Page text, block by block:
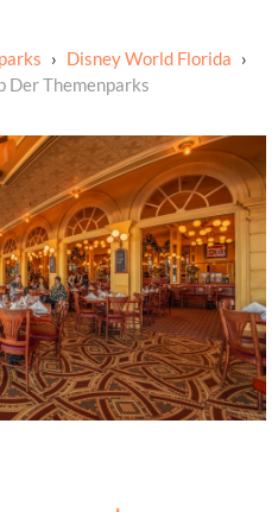
Disney World Florida
Der Themenparks